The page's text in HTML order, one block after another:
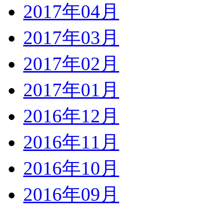
2017年04月
2017年03月
2017年02月
2017年01月
2016年12月
2016年11月
2016年10月
2016年09月